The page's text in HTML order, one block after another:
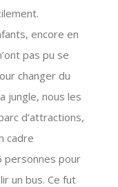
encore en
pas pu se
changer du
jungle, nous les
d’attractions,
cadre
personnes pour
un bus. Ce fut